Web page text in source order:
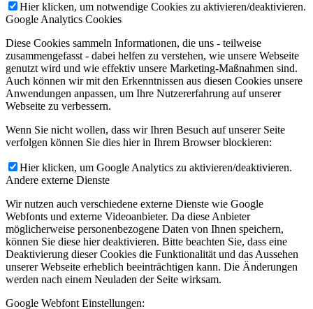
Hier klicken, um notwendige Cookies zu aktivieren/deaktivieren.
Google Analytics Cookies
Diese Cookies sammeln Informationen, die uns - teilweise
zusammengefasst - dabei helfen zu verstehen, wie unsere Webseite
genutzt wird und wie effektiv unsere Marketing-Maßnahmen sind.
Auch können wir mit den Erkenntnissen aus diesen Cookies unsere
Anwendungen anpassen, um Ihre Nutzererfahrung auf unserer
Webseite zu verbessern.
Wenn Sie nicht wollen, dass wir Ihren Besuch auf unserer Seite
verfolgen können Sie dies hier in Ihrem Browser blockieren:
Hier klicken, um Google Analytics zu aktivieren/deaktivieren.
Andere externe Dienste
Wir nutzen auch verschiedene externe Dienste wie Google
Webfonts und externe Videoanbieter. Da diese Anbieter
möglicherweise personenbezogene Daten von Ihnen speichern,
können Sie diese hier deaktivieren. Bitte beachten Sie, dass eine
Deaktivierung dieser Cookies die Funktionalität und das Aussehen
unserer Webseite erheblich beeinträchtigen kann. Die Änderungen
werden nach einem Neuladen der Seite wirksam.
Google Webfont Einstellungen: